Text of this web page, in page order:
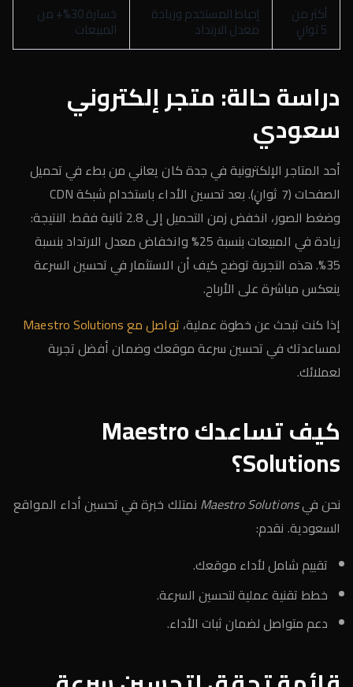
أكثر من
5 ثوانٍ
إحباط المستخدم وزيادة
معدل الارتداد
خسارة 30%+ من
المبيعات
دراسة حالة: متجر إلكتروني
سعودي
أحد المتاجر الإلكترونية في جدة كان يعاني من بطء في تحميل
الصفحات (7 ثوانٍ). بعد تحسين الأداء باستخدام شبكة CDN
وضغط الصور، انخفض زمن التحميل إلى 2.8 ثانية فقط. النتيجة:
زيادة في المبيعات بنسبة 25% وانخفاض معدل الارتداد بنسبة
35%. هذه التجربة توضح كيف أن الاستثمار في تحسين السرعة
ينعكس مباشرة على الأرباح.
إذا كنت تبحث عن خطوة عملية، تواصل مع Maestro Solutions
لمساعدتك في تحسين سرعة موقعك وضمان أفضل تجربة
لعملائك.
كيف تساعدك Maestro
Solutions؟
نحن فيMaestro Solutions نمتلك خبرة في تحسين أداء المواقع
السعودية. نقدم:
تقييم شامل لأداء موقعك.
خطط تقنية عملية لتحسين السرعة.
دعم متواصل لضمان ثبات الأداء.